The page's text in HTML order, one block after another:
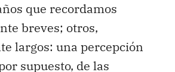
que recordamos
breves; otros,
largos: una percepción
supuesto, de las